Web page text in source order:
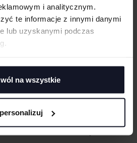
i analitycznym.
te informacje z innymi danymi
lub uzyskanymi podczas
na wszystkie
specjalnych maszyn haftujących. W
która wygrywa trwałością i ceną przy
ANULUJ
DODAJ